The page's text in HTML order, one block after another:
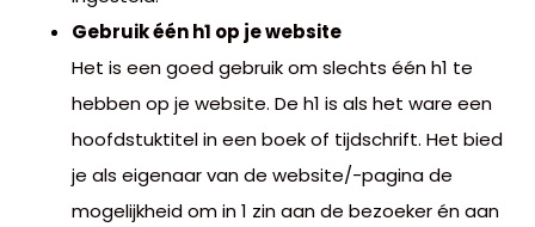
Gebruik één h1 op je website
Het is een goed gebruik om slechts één h1 te
hebben op je website. De h1 is als het ware een
hoofdstuktitel in een boek of tijdschrift. Het bied
je als eigenaar van de website/-pagina de
mogelijkheid om in 1 zin aan de bezoeker én aan